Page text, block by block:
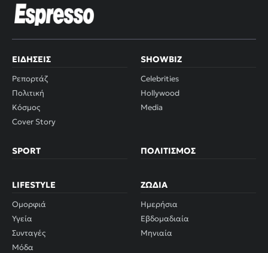
ΕΙΔΉΣΕΙΣ
Ρεπορτάζ
Πολιτική
Κόσμος
Cover Story
SHOWBIZ
Celebrities
Hollywood
Media
SPORT ΠΟΛΙΤΙΣΜΌΣ
LIFESTYLE
Ομορφιά
Υγεία
Συνταγές
Μόδα
ΖΏΔΙΑ
Ημερήσια
Εβδομαδιαία
Μηνιαία